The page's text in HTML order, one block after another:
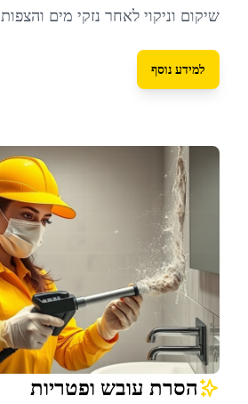
שיקום וניקוי לאחר נזקי מים והצפות
למידע נוסף
הסרת עובש ופטריות